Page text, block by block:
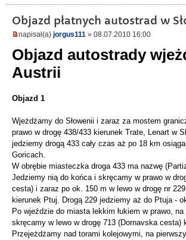
Objazd płatnych autostrad w
napisał(a) jorgus111 » 08.07.2010 16:00
Objazd autostrady
Austrii
Objazd 1
Wjeżdżamy do Słowenii i zaraz za mostem
prawo w drogę 438/433 kierunek Trate, Lenart w
jedziemy drogą 433 cały czas aż po 18 km
Goricach.
W obrębie miasteczka droga 433 ma nazwę
Jedziemy nią do końca i skręcamy w prawo w
cesta) i zaraz po ok. 150 m w lewo w drogę nr
kierunek Ptuj. Drogą 229 jedziemy aż do Ptuja -
Po wjeździe do miasta lekkim łukiem w prawo,
skręcamy w lewo w drogę 713 (Dornavska cesta)
Przejeżdżamy nad torami kolejowymi, na